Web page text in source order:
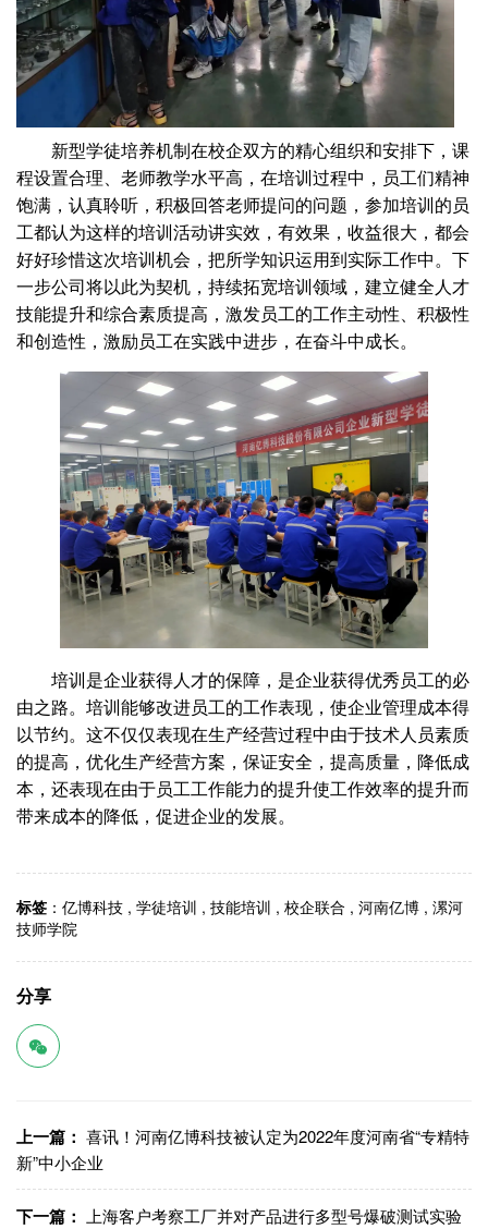
新型学徒培养机制在校企双方的精心组织和安排下，课
程设置合理、老师教学水平高，在培训过程中，员工们精神
饱满，认真聆听，积极回答老师提问的问题，参加培训的员
工都认为这样的培训活动讲实效，有效果，收益很大，都会
好好珍惜这次培训机会，把所学知识运用到实际工作中。下
一步公司将以此为契机，持续拓宽培训领域，建立健全人才
技能提升和综合素质提高，激发员工的工作主动性、积极性
和创造性，激励员工在实践中进步，在奋斗中成长。
培训是企业获得人才的保障，是企业获得优秀员工的必
由之路。培训能够改进员工的工作表现，使企业管理成本得
以节约。这不仅仅表现在生产经营过程中由于技术人员素质
的提高，优化生产经营方案，保证安全，提高质量，降低成
本，还表现在由于员工工作能力的提升使工作效率的提升而
带来成本的降低，促进企业的发展。
标签 ： 亿博科技 , 学徒培训 , 技能培训 , 校企联合 , 河南亿博 , 漯河
技师学院
分享
上一篇： 喜讯！河南亿博科技被认定为2022年度河南省“专精特
新”中小企业
下一篇： 上海客户考察工厂并对产品进行多型号爆破测试实验